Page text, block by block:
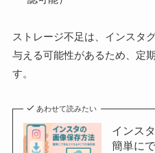
ストレージ不足は、インスタ
与える可能性があるため、定
す。
あわせて読みたい
インス
簡単に